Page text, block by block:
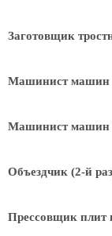
Заготовщик
Машинист машин
Машинист машин
Объездчик (2-й
Прессовщик плит